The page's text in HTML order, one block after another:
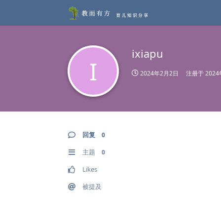
I
ixiapu
2024年2月2日 注册于2024
回复 0
主题 0
Likes
被提及